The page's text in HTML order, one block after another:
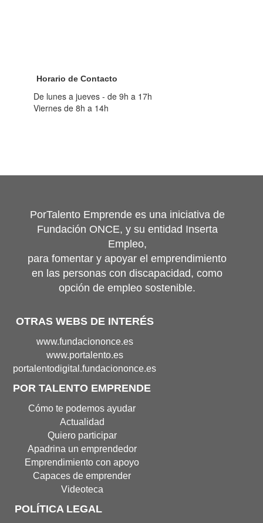
Horario de Contacto
De lunes a jueves - de 9h a 17h
Viernes de 8h a 14h
PorTalento Emprende es una iniciativa de
Fundación ONCE, y su entidad Inserta
Empleo,
para fomentar y apoyar el emprendimiento
en las personas con discapacidad, como
opción de empleo sostenible.
OTRAS WEBS DE INTERÉS
Portal
de
Fundación
en
nueva
ventana)
www.fundaciononce.es
Portal
de
en
nueva
ventana)
www.portalento.es
Portal
Portalento
Digital(Abre
ventana
portalentodigital.fundaciononce.es
POR TALENTO EMPRENDE
Cómo te podemos ayudar
Actualidad
Quiero participar
Apadrina un emprendedor
Emprendimiento con apoyo
Capaces de emprender
Videoteca
POLÍTICA LEGAL